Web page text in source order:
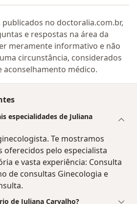
no doctoralia.com.br,
e respostas na área da
meramente informativo e não
circunstância, considerados
médico.
especialidades de Juliana
Te mostramos
oferecidos pelo especialista
e vasta experiência: Consulta
de consultas Ginecologia e
de Juliana Carvalho?